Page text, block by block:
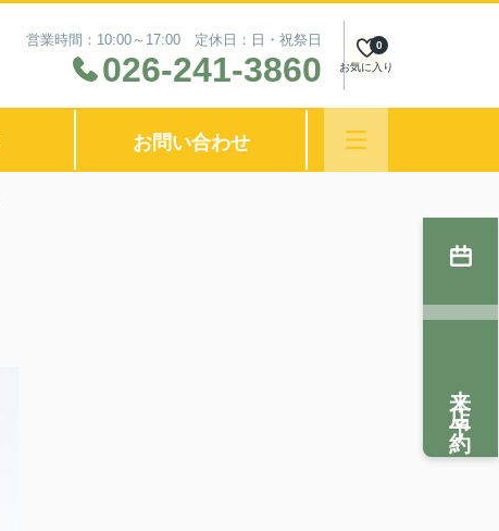
営業時間：10:00～17:00 定休日：日・祝祭日
026-241-3860 お気に入り
0
お問い合わせ
来店予約